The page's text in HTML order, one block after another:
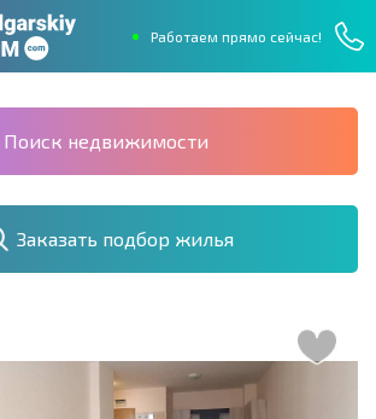
Работаем прямо сейчас!
Поиск недвижимости
Заказать подбор жилья